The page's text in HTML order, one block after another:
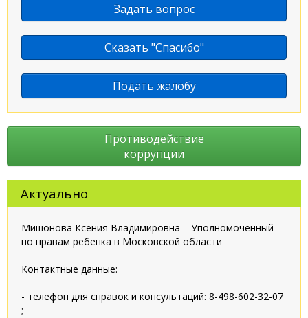
Задать вопрос
Сказать "Спасибо"
Подать жалобу
Противодействие
коррупции
Актуально
Мишонова Ксения Владимировна – Уполномоченный
по правам ребенка в Московской области
Контактные данные:
- телефон для справок и консультаций: 8-498-602-32-07
;